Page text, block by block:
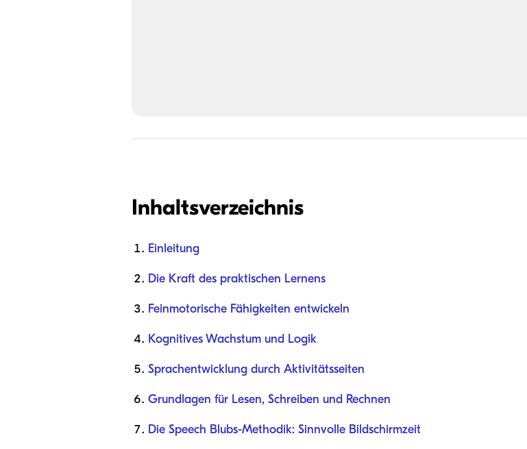
Inhaltsverzeichnis
Einleitung
Die Kraft des praktischen Lernens
Feinmotorische Fähigkeiten entwickeln
Kognitives Wachstum und Logik
Sprachentwicklung durch Aktivitätsseiten
Grundlagen für Lesen, Schreiben und Rechnen
Die Speech Blubs-Methodik: Sinnvolle Bildschirmzeit